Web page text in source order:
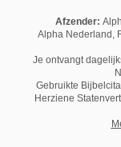
Afzender:
Alpha Nederland,
Je ontvangt
Gebruikte
Herziene
M